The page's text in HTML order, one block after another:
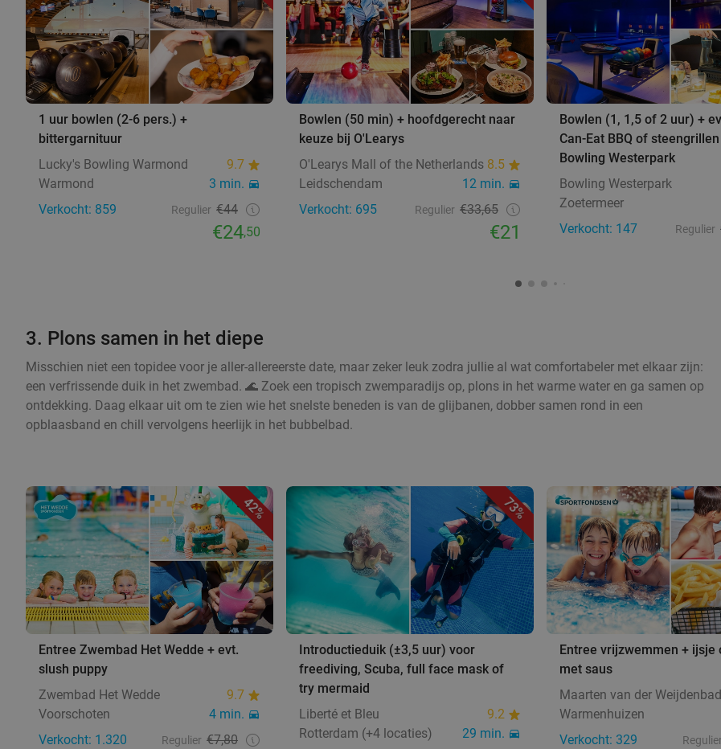
1 uur bowlen (2-6 pers.) +
bittergarnituur
Lucky's Bowling Warmond
9.7
Warmond
3 min.
Verkocht: 859
Regulier €44
€24,50
Bowlen (50 min) + hoofdgerecht naar
keuze bij O'Learys
O'Learys Mall of the Netherlands 8.5
Leidschendam
12 min.
Verkocht: 695
Regulier €33,65
€21
Bowlen (1, 1,5 of 2 uur) +
Can-Eat BBQ of
Bowling Westerpark
Bowling Westerpark
Zoetermeer
Verkocht: 147
Regulier
3. Plons samen in het diepe
Misschien niet een topidee voor je aller-allereerste date, maar zeker leuk zodra jullie al wat comfortabeler met elkaar zijn:
een verfrissende duik in het zwembad. 🌊 Zoek een tropisch zwemparadijs op, plons in het warme water en ga samen op
ontdekking. Daag elkaar uit om te zien wie het snelste beneden is van de glijbanen, dobber samen rond in een
opblaasband en chill vervolgens heerlijk in het bubbelbad.
42%
Entree Zwembad Het Wedde + evt.
slush puppy
Zwembad Het Wedde
9.7
Voorschoten
4 min.
Verkocht: 1.320
Regulier €7,80
73%
Introductieduik (±3,5 uur) voor
freediving, Scuba, full face mask of
try mermaid
Liberté et Bleu
9.2
Rotterdam (+4 locaties)
29 min.
Entree vrijzwemmen +
met saus
Maarten van der Weijdenbad
Warmenhuizen
Verkocht: 329